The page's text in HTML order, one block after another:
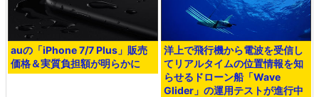
auの「iPhone 7/7 Plus」販売
価格＆実質負担額が明らかに
洋上で飛行機から電波を受信し
てリアルタイムの位置情報を知
らせるドローン船「Wave
Glider」の運用テストが進行中